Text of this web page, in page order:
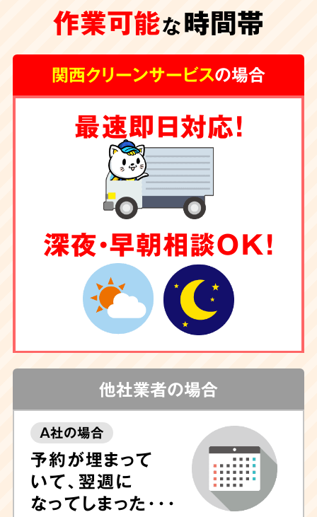
特殊清掃が遅れ、臭いや汚れが内装の下地にま
で及んでしまうと、その根源を取り除く為に内
装工事が必要な場合もございます。グループ会
社に工務店を有する弊社では清掃からリフォー
ムまで一手にお引き受けしております。
作業可能な時間帯
関西クリーンサービスの場合
最速即日対応！
深夜・早朝相談OK！
他社業者の場合
A社の場合
予約が埋まって
いて、翌週に
なってしまった･･･